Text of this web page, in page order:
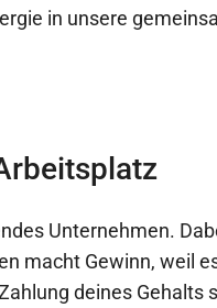
in unsere
Unternehmen.
macht Gewinn, weil
deines Gehalts